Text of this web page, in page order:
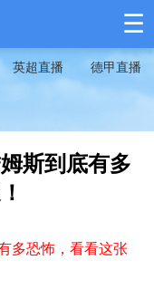
☰
英超直播 德甲直播
斯到底有多
多恐怖，看看这张